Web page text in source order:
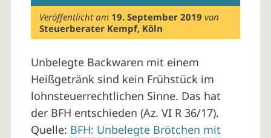
Veröffentlicht am 19. September 2019 von
Steuerberater Kempf, Köln
Unbelegte Backwaren mit einem
Heißgetränk sind kein Frühstück im
lohnsteuerrechtlichen Sinne. Das hat
der BFH entschieden (Az. VI R 36/17).
Quelle: BFH: Unbelegte Brötchen mit